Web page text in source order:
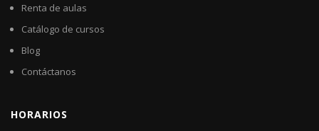
Renta de aulas
Catálogo de cursos
Blog
Contáctanos
HORARIOS